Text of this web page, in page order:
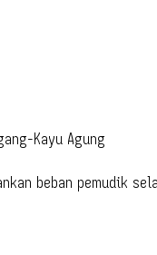
Kayu Agung
beban pemudik